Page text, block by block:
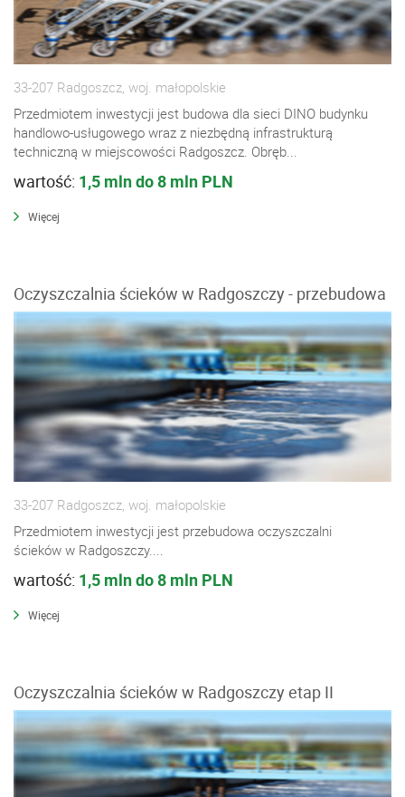
33-207 Radgoszcz, woj. małopolskie
Przedmiotem inwestycji jest budowa dla sieci DINO budynku
handlowo-usługowego wraz z niezbędną infrastrukturą
techniczną w miejscowości Radgoszcz. Obręb...
wartość: 1,5 mln do 8 mln PLN
Więcej
Oczyszczalnia ścieków w Radgoszczy - przebudowa
33-207 Radgoszcz, woj. małopolskie
Przedmiotem inwestycji jest przebudowa oczyszczalni
ścieków w Radgoszczy....
wartość: 1,5 mln do 8 mln PLN
Więcej
Oczyszczalnia ścieków w Radgoszczy etap II